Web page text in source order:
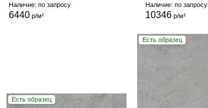
Наличие: по запросу
6440 р/м²
Наличие: по запросу
10346р/м²
Есть образец
Есть образец